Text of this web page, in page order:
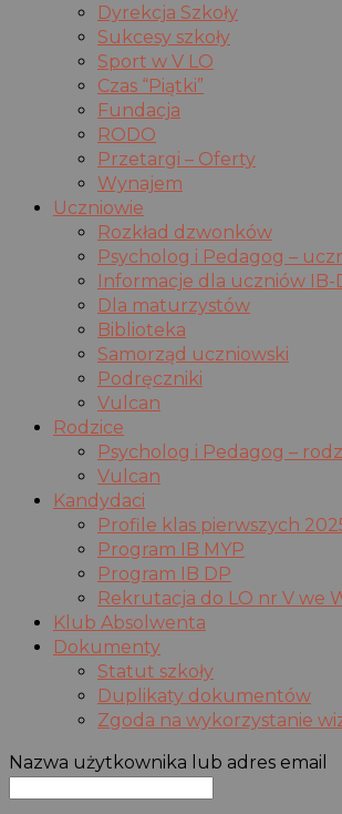
Dyrekcja Szkoły
Sukcesy szkoły
Sport w V LO
Czas “Piątki”
Fundacja
RODO
Przetargi – Oferty
Wynajem
Uczniowie
Rozkład dzwonków
Psycholog i Pedagog –
Informacje dla uczniów IB-
Dla maturzystów
Biblioteka
Samorząd uczniowski
Podręczniki
Vulcan
Rodzice
Psycholog i Pedagog –
Vulcan
Kandydaci
Profile klas pierwszych
Program IB MYP
Program IB DP
Rekrutacja do LO nr V we
Klub Absolwenta
Dokumenty
Statut szkoły
Duplikaty dokumentów
Zgoda na wykorzystanie
Nazwa użytkownika lub adres email